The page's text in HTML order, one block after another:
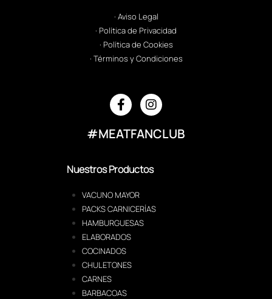
· Aviso Legal
· Política de Privacidad
· Política de Cookies
· Términos y Condiciones
#MEATFANCLUB
Nuestros Productos
VACUNO MAYOR
PACKS CARNICERÍAS
HAMBURGUESAS
ELABORADOS
COCINADOS
CHULETONES
CARNES
BARBACOAS